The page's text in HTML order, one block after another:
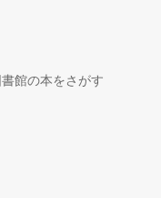
館の本をさがす